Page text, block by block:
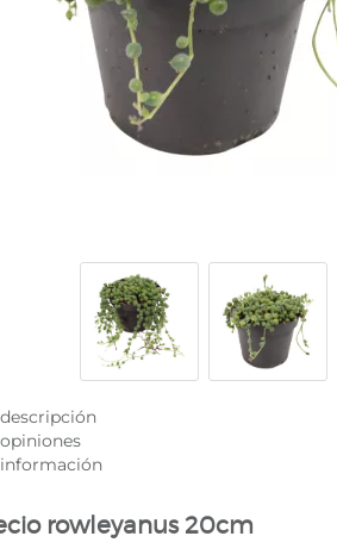
descripción
opiniones
información
rowleyanus 20cm